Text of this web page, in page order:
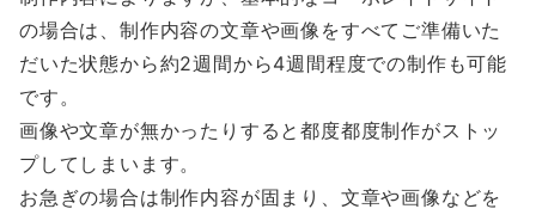
の場合は、制作内容の文章や画像をすべてご準備いた
だいた状態から約2週間から4週間程度での制作も可能
です。
画像や文章が無かったりすると都度都度制作がストッ
プしてしまいます。
お急ぎの場合は制作内容が固まり、文章や画像などを